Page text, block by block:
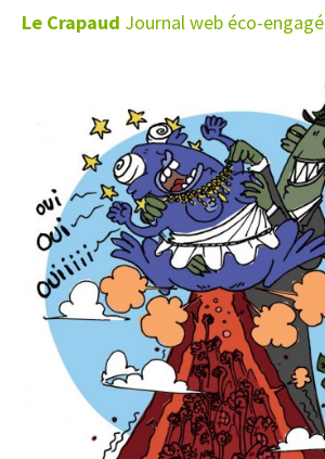
Le Crapaud Journal web éco-engagé